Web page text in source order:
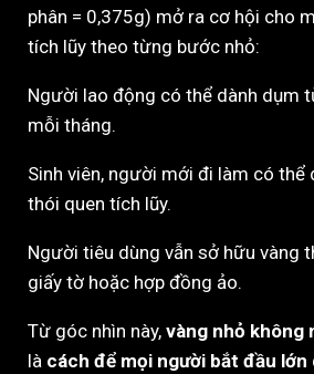
phân = 0,375g) mở ra cơ hội cho
tích lũy theo từng bước nhỏ:
Người lao động có thể dành dụm
mỗi tháng.
Sinh viên, người mới đi làm có thể
thói quen tích lũy.
Người tiêu dùng vẫn sở hữu vàng
giấy tờ hoặc hợp đồng ảo.
Từ góc nhìn này, vàng nhỏ không
là cách để mọi người bắt đầu lớn